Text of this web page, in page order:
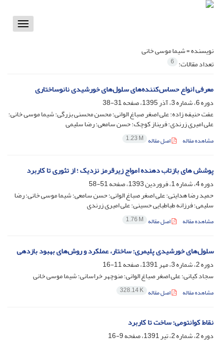
Toggle
نویسنده =شیما موسی خانی
تعداد مقالات: 6
معرفی انواع حساس‌کننده‌های سلول‌های خورشیدی نانوساختاری
دوره 6، شماره 3، آذر 1395، صفحه
31-38
عفت حنیفه زاده؛ علی اصغر صباغ الوانی؛ محسن محسنی بزرگی؛ شیما موسی خانی؛
علی امیری زرندی؛ فریناز کوچک؛ حسن سامعی؛ رضا سلیمی
مشاهده مقاله اصل مقاله 1.23 M
پوشش های بازتاب دهنده امواج زیرقرمز نزدیک ؛ از تئوری تا کاربرد
دوره 4، شماره 1، فروردین 1393، صفحه
51-58
حمید رضا هدایتی؛ علی اصغر صباغ الوانی؛ حسن سامعی؛ شیما موسی خانی؛ رضا
سلیمی؛ فرزانه طباطبایی حسینی؛ علی امیری زرندی
مشاهده مقاله اصل مقاله 1.76 M
سلول‌های خورشیدی پلیمری: ساختار، عملکرد و روش‌های بهبود بازدهی
دوره 2، شماره 3، مهر 1391، صفحه
11-16
سجاد کیانی؛ علی اصغر صباغ الوانی؛ منوچهر خراسانی؛ شیما موسی خانی
مشاهده مقاله اصل مقاله 328.14 K
نقاط کوانتومی: ساخت تا کاربرد
دوره 2، شماره 2، تیر 1391، صفحه
9-16